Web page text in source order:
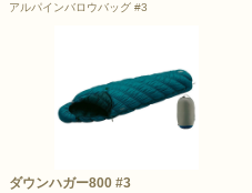
アルパインバロウバッグ #3
ダウンハガー800 #3